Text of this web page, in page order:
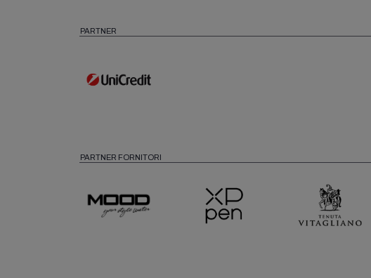
PARTNER
PARTNER FORNITORI